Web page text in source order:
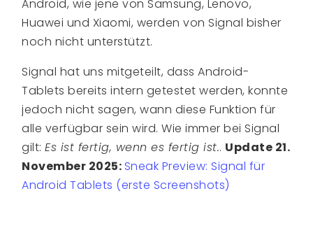
Android, wie jene von Samsung, Lenovo,
Huawei und Xiaomi, werden von Signal bisher
noch nicht unterstützt.
Signal hat uns mitgeteilt, dass Android-
Tablets bereits intern getestet werden, konnte
jedoch nicht sagen, wann diese Funktion für
alle verfügbar sein wird. Wie immer bei Signal
gilt:Es ist fertig, wenn es fertig ist.. Update 21.
November 2025: Sneak Preview: Signal für
Android Tablets (erste Screenshots)